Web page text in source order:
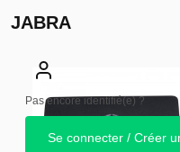
Pas encore identifié(e) ?
Se connecter / Créer
JABRA